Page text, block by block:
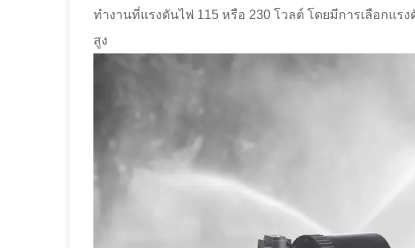
ทำงานที่แรงดันไฟ 115 หรือ 230 โวลต์ โดยมีการเลือกแร
สูง